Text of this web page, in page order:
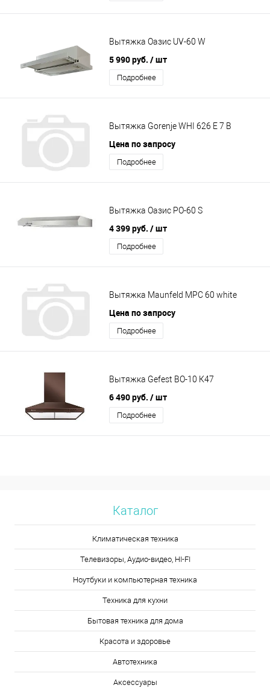
Вытяжка Оазис UV-60 W
5 990 руб. / шт
Подробнее
Вытяжка Gorenje WHI 626 E 7 B
Цена по запросу
Подробнее
Вытяжка Оазис PO-60 S
4 399 руб. / шт
Подробнее
Вытяжка Maunfeld MPC 60 white
Цена по запросу
Подробнее
Вытяжка Gefest BO-10 К47
6 490 руб. / шт
Подробнее
Каталог
Климатическая техника
Телевизоры, Аудио-видео, HI-FI
Ноутбуки и компьютерная техника
Техника для кухни
Бытовая техника для дома
Красота и здоровье
Автотехника
Аксессуары